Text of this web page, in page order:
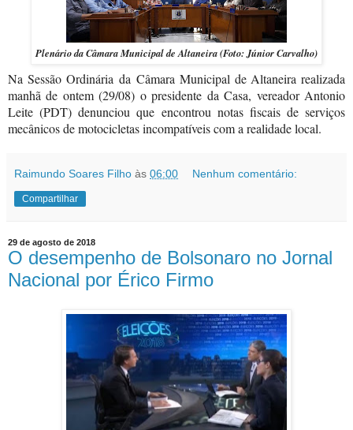
Plenário da Câmara Municipal de Altaneira (Foto: Júnior Carvalho)
Na Sessão Ordinária da Câmara Municipal de Altaneira realizada
manhã de ontem (29/08) o presidente da Casa, vereador Antonio
Leite (PDT) denunciou que encontrou notas fiscais de serviços
mecânicos de motocicletas incompatíveis com a realidade local.
Raimundo Soares Filho às 06:00 Nenhum comentário:
Compartilhar
29 de agosto de 2018
O desempenho de Bolsonaro no Jornal
Nacional por Érico Firmo